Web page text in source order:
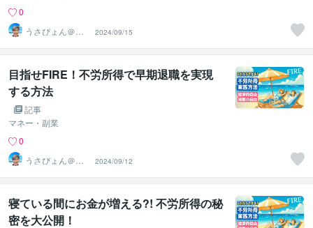
0
うさぴょん＠癒
し系アラフィフ
心寄り添い人
2024/09/15
目指せFIRE！不労所得で早期退職を実現
する方法
記事
マネー・副業
0
うさぴょん＠癒
し系アラフィフ
心寄り添い人
2024/09/12
寝ている間にお金が増える?! 不労所得の秘
密を大公開！